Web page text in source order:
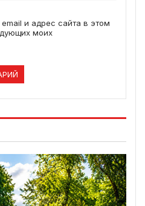
и адрес сайта в этом
моих